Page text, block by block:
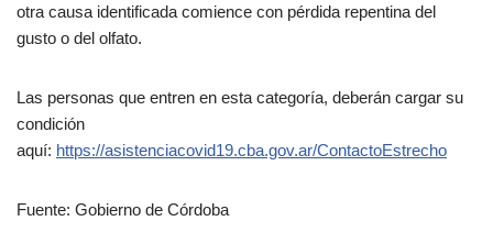
otra causa identificada comience con pérdida repentina del
gusto o del olfato.
Las personas que entren en esta categoría, deberán cargar su
condición
aquí: https://asistenciacovid19.cba.gov.ar/ContactoEstrecho
Fuente: Gobierno de Córdoba